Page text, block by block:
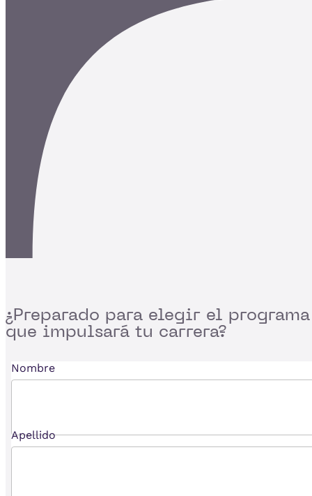
¿Preparado para elegir el programa
que impulsará tu carrera?